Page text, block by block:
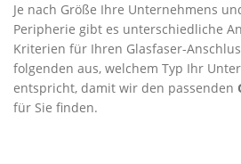
Je nach Größe Ihre Unternehmens
Peripherie gibt es unterschiedliche
Kriterien für Ihren Glasfaser-
folgenden aus, welchem Typ Ihr
entspricht, damit wir den passenden
für Sie finden.